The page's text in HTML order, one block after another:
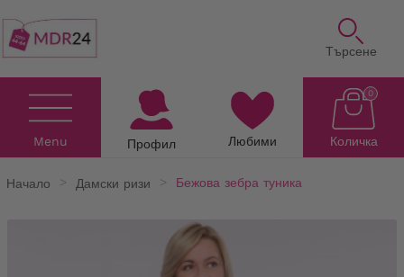
Търсене
Menu Профил Любими Количка
0
Начало Дамски ризи Бежова зебра туника